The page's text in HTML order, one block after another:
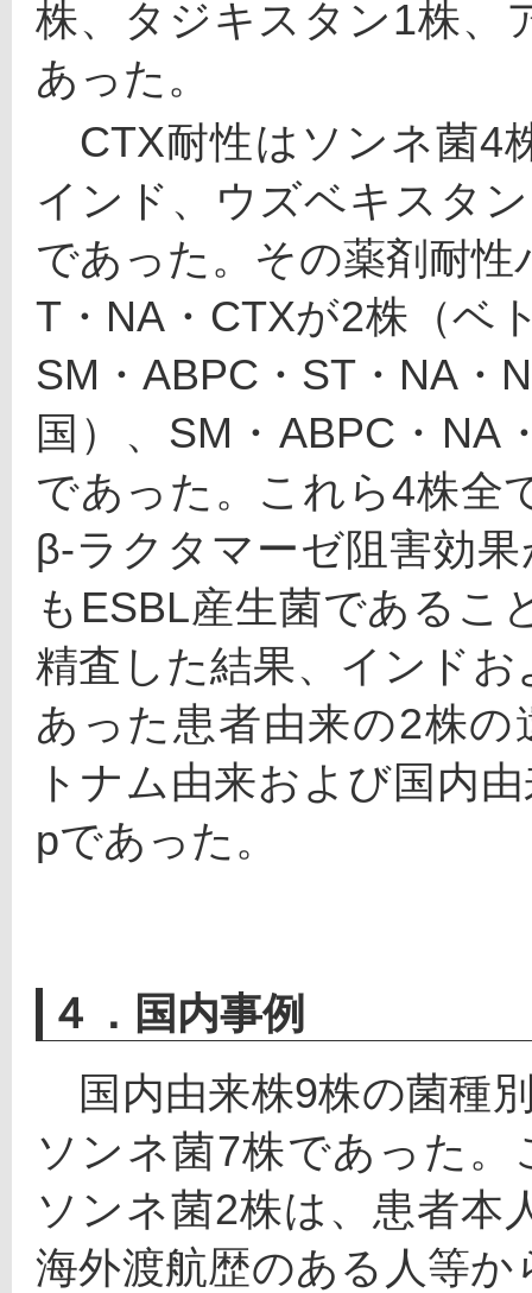
株、タジキスタン1株、
あった。
CTX耐性はソンネ菌4
インド、ウズベキスタ
であった。その薬剤耐
T・NA・CTXが2株（ベ
SM・ABPC・ST・NA・
国）、SM・ABPC・NA
であった。これら4株全
β-ラクタマーゼ阻害効
もESBL産生菌であるこ
精査した結果、インド
あった患者由来の2株の
トナム由来および国内
pであった。
４．国内事例
国内由来株9株の菌種
ソンネ菌7株であった
ソンネ菌2株は、患者本
海外渡航歴のある人等